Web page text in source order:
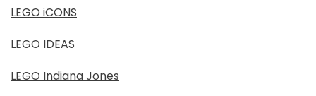
LEGO iCONS
LEGO IDEAS
LEGO Indiana Jones